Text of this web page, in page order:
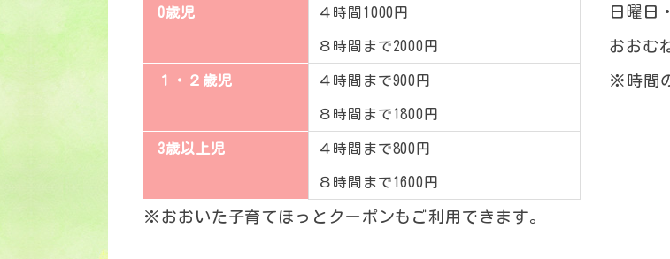
0歳児 ４時間1000円
８時間まで2000円
１・２歳児 ４時間まで900円
８時間まで1800円
3歳以上児 ４時間まで800円
８時間まで1600円
※おおいた子育てほっとクーポンもご利用できます。
日曜日
おおむ
※時間